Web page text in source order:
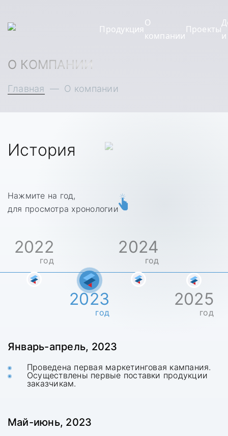
Продукция
О
компании
Проекты
О КОМПАНИИ
Главная — О компании
История
Нажмите на год,
для просмотра хронологии
2022
год
2023
год
2024
год
2025
год
Январь-апрель, 2023
Проведена первая маркетинговая кампания.
Осуществлены первые поставки продукции
заказчикам.
Май-июнь, 2023